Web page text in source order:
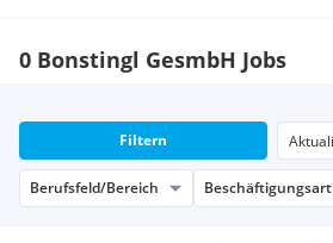
0 Bonstingl GesmbH Jobs
Filtern
Berufsfeld/Bereich Beschäftigungsart